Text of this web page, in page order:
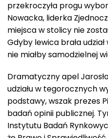
przekroczyła progu
Nowacka, liderka
miejsca w stolicy nie
Gdyby lewica brała
nie miałby samodzielnej
Dramatyczny apel
udziału w tegorocznych
podstawy, wszak prezes
badań opinii publicznej.
Instytutu Badań